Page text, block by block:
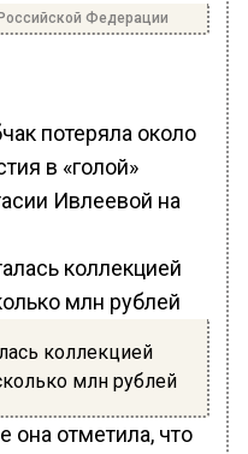
Федерации
потеряла около
в «голой»
Ивлеевой на
коллекцией
млн рублей
она отметила, что